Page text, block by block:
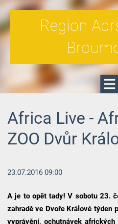
Region
Africa Live -
ZOO Dvůr
23.07.2016 09:00
A je to opět tady! V sobotu 23.
zahradě ve Dvoře Králové týden
vyprávění, ochutnávek